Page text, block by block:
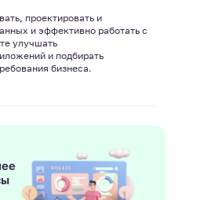
проектировать и
и эффективно работать с
улучшать
и подбирать
бизнеса.